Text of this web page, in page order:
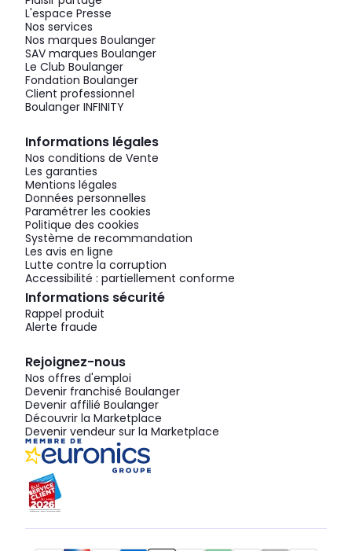
L'espace Presse
Nos services
Nos marques Boulanger
SAV marques Boulanger
Le Club Boulanger
Fondation Boulanger
Client professionnel
Boulanger INFINITY
Informations légales
Nos conditions de Vente
Les garanties
Mentions légales
Données personnelles
Paramétrer les cookies
Politique des cookies
Système de recommandation
Les avis en ligne
Lutte contre la corruption
Accessibilité : partiellement conforme
Informations sécurité
Rappel produit
Alerte fraude
Rejoignez-nous
Nos offres d'emploi
Devenir franchisé Boulanger
Devenir affilié Boulanger
Découvrir la Marketplace
Devenir vendeur sur la Marketplace